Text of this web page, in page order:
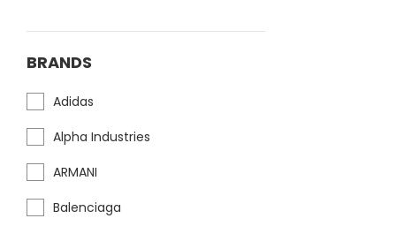
BRANDS
Adidas
Alpha Industries
ARMANI
Balenciaga